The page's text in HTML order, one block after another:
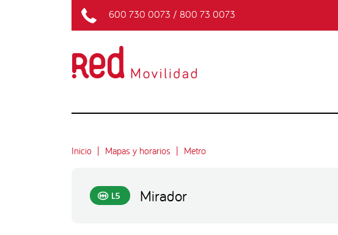
600 730 0073 / 800 73 0073
Inicio Mapas y horarios Metro
L5 Mirador